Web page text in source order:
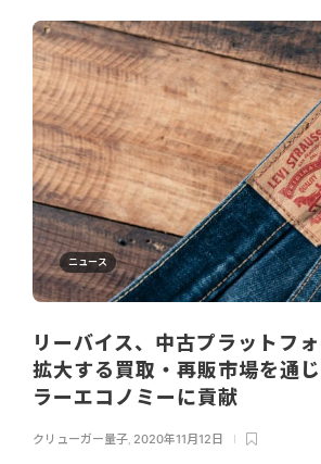
ニュース
リーバイス、中古プラットフォ
拡大する買取・再販市場を通
ラーエコノミーに貢献
クリューガー量子, 2020年11月12日